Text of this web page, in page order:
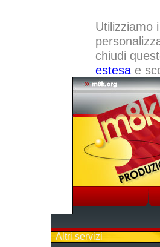
Utilizziamo
chiudi
estesae
Altri servizi